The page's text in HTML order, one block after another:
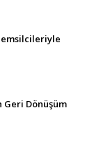
Geri Dönüşüm